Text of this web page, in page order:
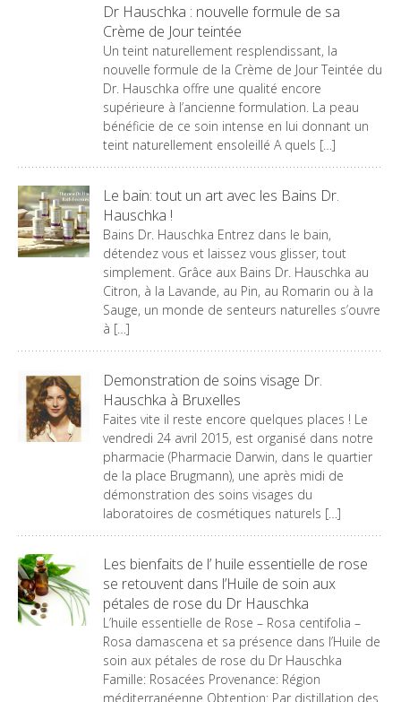
Dr Hauschka : nouvelle formule de sa
Crème de Jour teintée
Un teint naturellement resplendissant, la
nouvelle formule de la Crème de Jour Teintée du
Dr. Hauschka offre une qualité encore
supérieure à l’ancienne formulation. La peau
bénéficie de ce soin intense en lui donnant un
teint naturellement ensoleillé A quels […]
Le bain: tout un art avec les Bains Dr.
Hauschka !
Bains Dr. Hauschka Entrez dans le bain,
détendez vous et laissez vous glisser, tout
simplement. Grâce aux Bains Dr. Hauschka au
Citron, à la Lavande, au Pin, au Romarin ou à la
Sauge, un monde de senteurs naturelles s’ouvre
à […]
Demonstration de soins visage Dr.
Hauschka à Bruxelles
Faites vite il reste encore quelques places ! Le
vendredi 24 avril 2015, est organisé dans notre
pharmacie (Pharmacie Darwin, dans le quartier
de la place Brugmann), une après midi de
démonstration des soins visages du
laboratoires de cosmétiques naturels […]
Les bienfaits de l’ huile essentielle de rose
se retouvent dans l’Huile de soin aux
pétales de rose du Dr Hauschka
L’huile essentielle de Rose – Rosa centifolia –
Rosa damascena et sa présence dans l’Huile de
soin aux pétales de rose du Dr Hauschka
Famille: Rosacées Provenance: Région
méditerranéenne Obtention: Par distillation des